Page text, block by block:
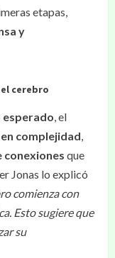
etapas,
y
el cerebro
, el
complejidad,
conexiones que
Jonas lo explicó
comienza con
Esto sugiere que
su